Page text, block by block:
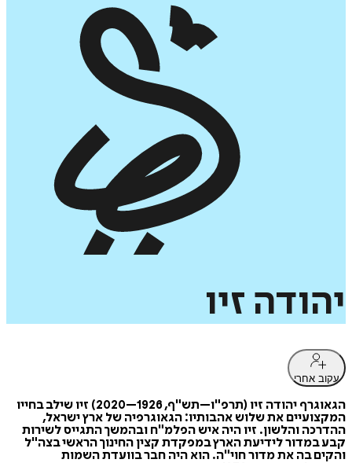
יהודה זיו
עקוב אחרי
הגאוגרף יהודה זיו (תרפ"ו–תש"ף, 1926–2020) זיו שילב בחייו
המקצועיים את שלוש אהבותיו: הגאוגרפיה של ארץ ישראל,
ההדרכה והלשון. זיו היה איש הפלמ"ח ובהמשך התגייס לשירות
קבע במדור לידיעת הארץ במפקדת קצין החינוך הראשי בצה"ל
והקים בה את מדור חוי"ה. הוא היה חבר בוועדת השמות